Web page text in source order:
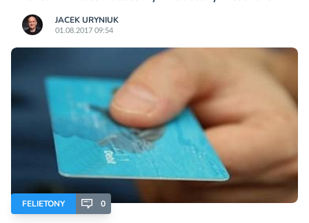
JACEK URYNIUK
01.08.2017 09:54
FELIETONY 0